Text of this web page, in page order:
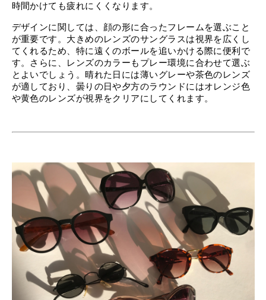
時間かけても疲れにくくなります。
デザインに関しては、顔の形に合ったフレームを選ぶこと
が重要です。大きめのレンズのサングラスは視界を広くし
てくれるため、特に遠くのボールを追いかける際に便利で
す。さらに、レンズのカラーもプレー環境に合わせて選ぶ
とよいでしょう。晴れた日には薄いグレーや茶色のレンズ
が適しており、曇りの日や夕方のラウンドにはオレンジ色
や黄色のレンズが視界をクリアにしてくれます。